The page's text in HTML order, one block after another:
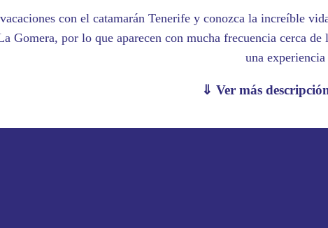
con el catamarán Tenerife y conozca la increíble
Gomera, por lo que aparecen con mucha frecuencia cerca
una
⇓ Ver más